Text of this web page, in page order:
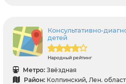
Консультативно-
детей
Народный рейтинг
Метро: Звёздная
Район: Колпинский, Лен.